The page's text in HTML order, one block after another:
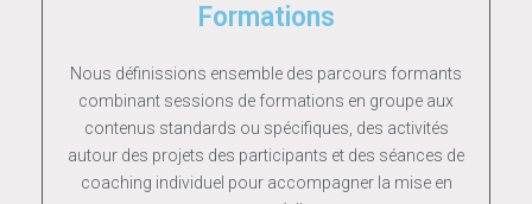
Formations
Nous définissions ensemble des parcours formants
combinant sessions de formations en groupe aux
contenus standards ou spécifiques, des activités
autour des projets des participants et des séances de
coaching individuel pour accompagner la mise en